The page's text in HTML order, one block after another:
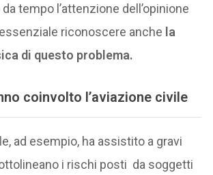
tempo l’attenzione dell’opinione
riconoscere anche la
di questo problema.
coinvolto l’aviazione civile
ad esempio, ha assistito a gravi
i rischi posti da soggetti